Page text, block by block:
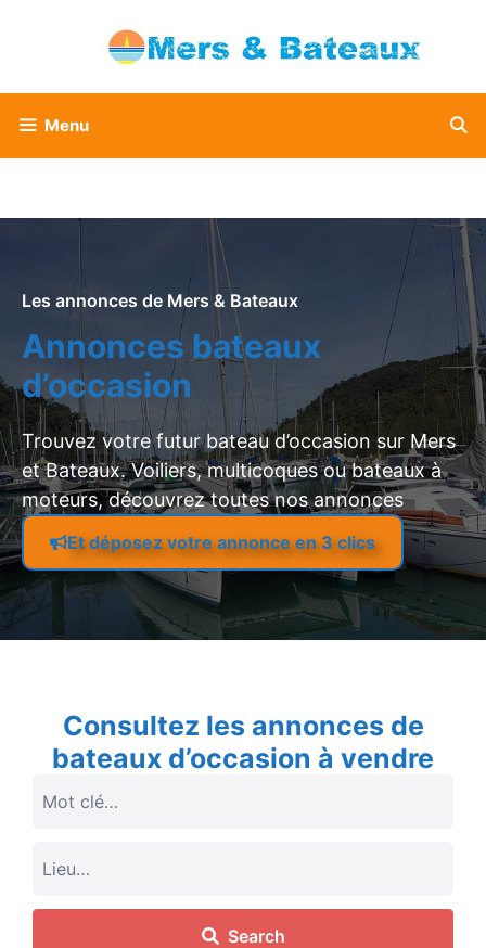
Menu
Les annonces de Mers & Bateaux
Annonces bateaux
d’occasion
Trouvez votre futur bateau d’occasion sur Mers
et Bateaux. Voiliers, multicoques ou bateaux à
moteurs, découvrez toutes nos annonces
Et déposez votre annonce en 3 clics
Consultez les annonces de
bateaux d’occasion à vendre
Search